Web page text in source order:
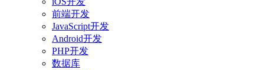
前端开发
JavaScript开发
Android开发
PHP开发
数据库